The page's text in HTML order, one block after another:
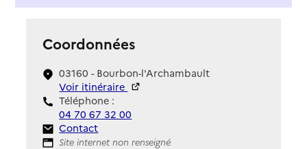
Coordonnées
03160 - Bourbon-l'Archambault
Voir itinéraire
Téléphone :
04 70 67 32 00
Contact
Contact
Site Internet
Site internet non renseigné